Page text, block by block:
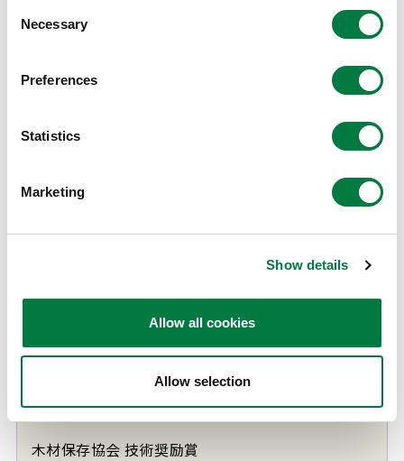
Selection
Necessary
Preferences
Statistics
Marketing
Show details
Allow all cookies
Allow selection
業績
研究開発に従事する従業員が全員参
加で、安全意識向上、安全活動に取
SODEGAURA）：無災害記録時間
業績
農薬の標的分子同定と薬剤抵抗性機
構に関する計算科学的研究
木材保存協会 技術奨励賞